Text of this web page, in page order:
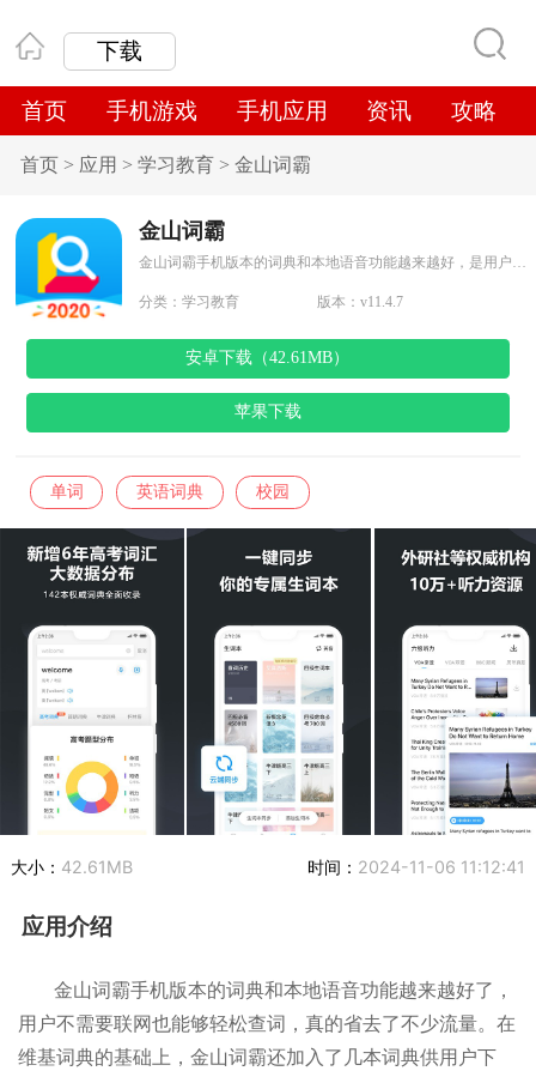
下载
首页 手机游戏 手机应用 资讯 攻略
首页 > 应用 > 学习教育 > 金山词霸
金山词霸
金山词霸手机版本的词典和本地语音功能越来越好，是用户学习、工作、生活中不可或缺的工具之一
分类： 学习教育 版本：v11.4.7
安卓下载（42.61MB）
苹果下载
单词 英语词典 校园
大小： 42.61MB 时间： 2024-11-06 11:12:41
应用介绍
金山词霸手机版本的词典和本地语音功能越来越好了，
用户不需要联网也能够轻松查词，真的省去了不少流量。在
维基词典的基础上，金山词霸还加入了几本词典供用户下